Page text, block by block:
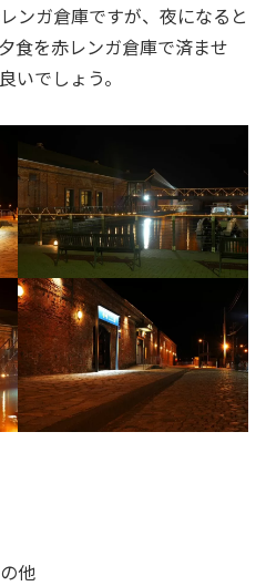
ンガ倉庫ですが、夜になると
食を赤レンガ倉庫で済ませ
いでしょう。
他